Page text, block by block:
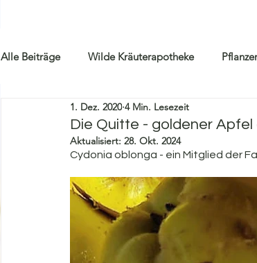
Alle Beiträge Wilde Kräuterapotheke
Pflanzen für die Frauengesundheit
Die Quitte - goldener
1. Dez. 2020 4 Min. Lesezeit
Aktualisiert: 28. Okt. 2024
Cydonia oblonga - ein Mitglied der